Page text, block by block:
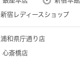
新宿レディースショップ
浦和県庁通り店
心斎橋店